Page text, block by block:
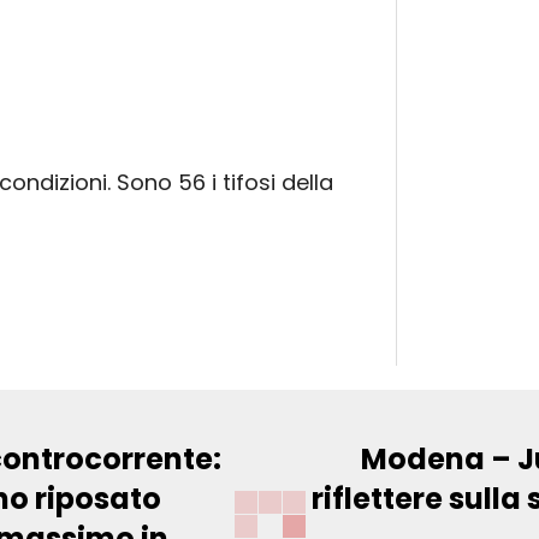
Sono 56 i tifosi della
riposato
Modena –
riflettere sulla